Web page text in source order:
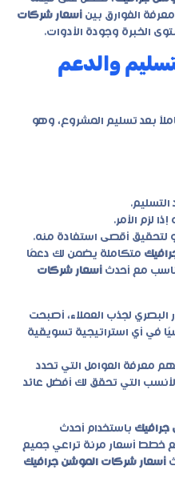
الفوارق بين أسعار شركات
الخبرة وجودة الأدوات.
والدعم
بعد تسليم المشروع، وهو
التسليم.
لزم الأمر.
لتحقيق أقصى استفادة منه.
متكاملة يضمن لك دعمًا
مع أحدث أسعار شركات
البصري لجذب العملاء، أصبحت
في أي استراتيجية تسويقية
معرفة العوامل التي تحدد
الأنسب التي تحقق لك أفضل عائد
جرافيك باستخدام أحدث
مع خطط أسعار مرنة تراعي جميع
أسعار شركات الموشن جرافيك